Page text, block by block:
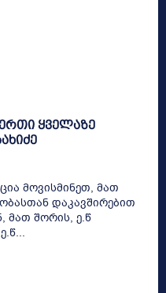
ყველაზე
მოვისმინეთ, მათ
დაკავშირებით
მათ შორის, ე.წ